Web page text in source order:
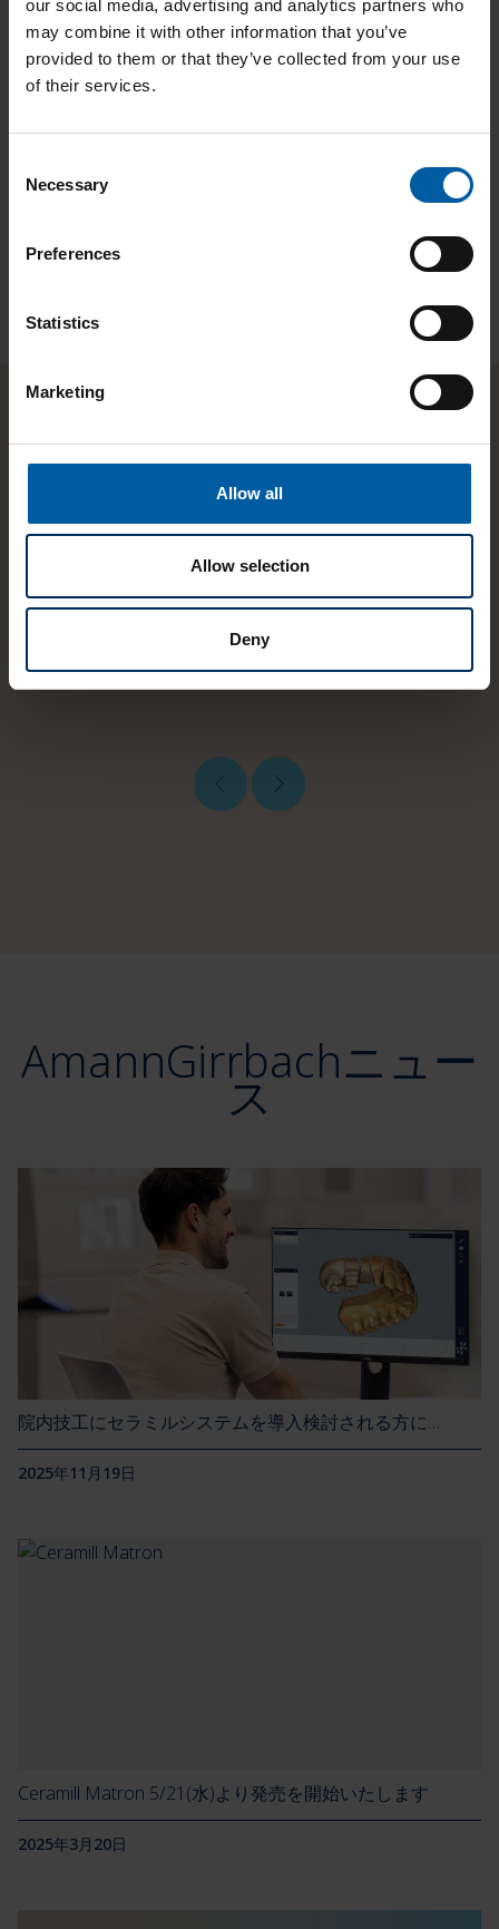
our social media, advertising and analytics partners who
may combine it with other information that you’ve
provided to them or that they’ve collected from your use
of their services.
Selection
Necessary
Preferences
Statistics
Marketing
Allow all
Allow selection
Deny
AGセラミルシリーズジルコニアブランク Zolid Bion AG
「Zolid ファミリーの新しいメンバーであるZolid
Bion は、ジルコニアの審美的ソリューションをさ
におけるマイルストーン製品と言えます。」
トガル
AmannGirrbachニュー
ス
院内技工にセラミルシステムを導入検討される方に…
2025年11月19日
Ceramill Matron 5/21(水)より発売を開始いたします
2025年3月20日